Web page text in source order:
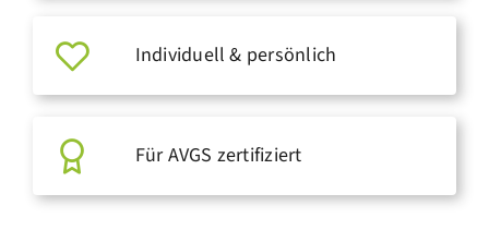
Individuell & persönlich
Für AVGS zertifiziert